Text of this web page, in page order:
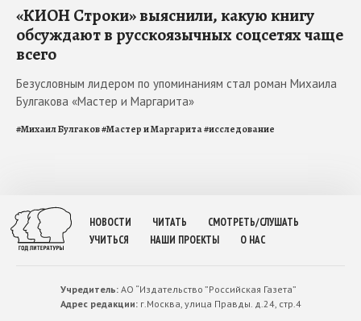
«КИОН Строки» выяснили, какую книгу
обсуждают в русскоязычных соцсетях чаще
всего
Безусловным лидером по упоминаниям стал роман Михаила
Булгакова «Мастер и Маргарита»
#Михаил Булгаков#Мастер и Маргарита#исследование
НОВОСТИ ЧИТАТЬ
СМОТРЕТЬ/СЛУШАТЬ
УЧИТЬСЯ
НАШИ ПРОЕКТЫ О НАС
Учредитель:АО “Издательство ”Российская Газета”
Адрес редакции:г.Москва, улица Правды. д.24, стр.4